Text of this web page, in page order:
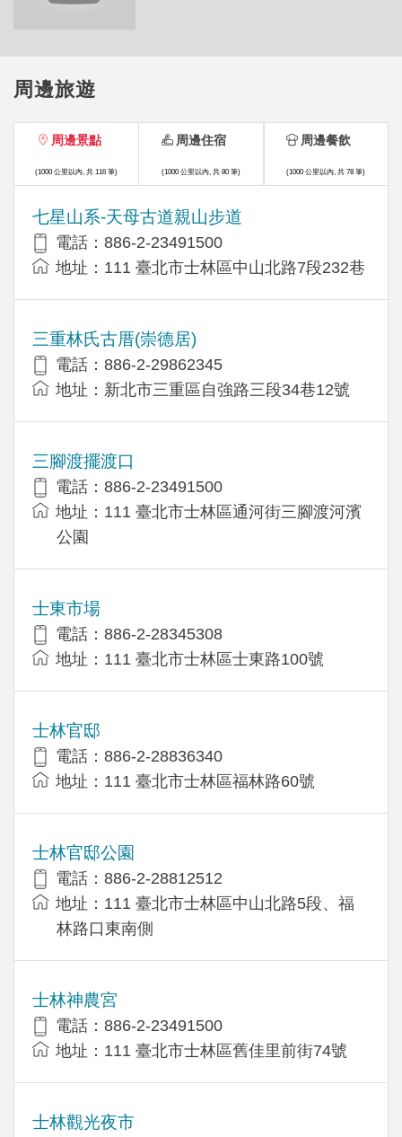
周邊旅遊
周邊景點
(1000 公里以內, 共 116 筆)
七星山系-天母古道親山步道
電話：886-2-23491500
地址：111 臺北市士林區中山北路7段232巷
三重林氏古厝(崇德居)
電話：886-2-29862345
地址：新北市三重區自強路三段34巷12號
三腳渡擺渡口
電話：886-2-23491500
地址：111 臺北市士林區通河街三腳渡河濱
公園
士東市場
電話：886-2-28345308
地址：111 臺北市士林區士東路100號
士林官邸
電話：886-2-28836340
地址：111 臺北市士林區福林路60號
士林官邸公園
電話：886-2-28812512
地址：111 臺北市士林區中山北路5段、福
林路口東南側
士林神農宮
電話：886-2-23491500
地址：111 臺北市士林區舊佳里前街74號
士林觀光夜市
周邊住宿
(1000 公里以內, 共 80 筆)
周邊餐飲
(1000 公里以內, 共 78 筆)